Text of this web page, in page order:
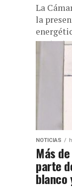
La
la
contexto
NOTICIAS
Más
parte
blanco